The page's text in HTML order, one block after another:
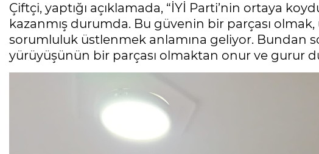
Çiftçi, yaptığı açıklamada, “İYİ Parti’nin ortaya
kazanmış durumda. Bu güvenin bir parçası
sorumluluk üstlenmek anlamına geliyor. Bundan
yürüyüşünün bir parçası olmaktan onur ve gurur